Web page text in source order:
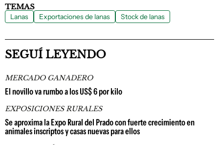
TEMAS
Lanas Exportaciones de lanas Stock de lanas
SEGUÍ LEYENDO
MERCADO GANADERO
El novillo va rumbo a los US$ 6 por kilo
EXPOSICIONES RURALES
Se aproxima la Expo Rural del Prado con fuerte crecimiento en
animales inscriptos y casas nuevas para ellos